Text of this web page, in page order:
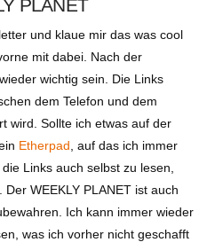
PLANET
und klaue mir das was cool
mit dabei. Nach der
wieder wichtig sein. Die Links
dem Telefon und dem
wird. Sollte ich etwas auf der
Etherpad, auf das ich immer
Links auch selbst zu lesen,
WEEKLY PLANET ist auch
Ich kann immer wieder
was ich vorher nicht geschafft